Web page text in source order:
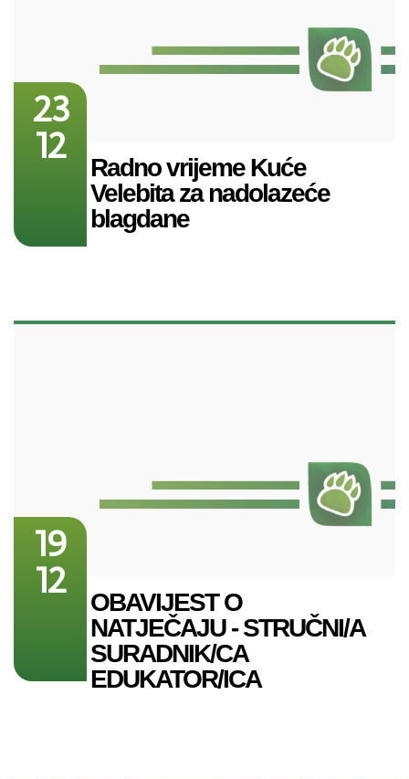
23
12
Radno vrijeme Kuće
Velebita za nadolazeće
blagdane
19
12
OBAVIJEST O
NATJEČAJU - STRUČNI/A
SURADNIK/CA
EDUKATOR/ICA